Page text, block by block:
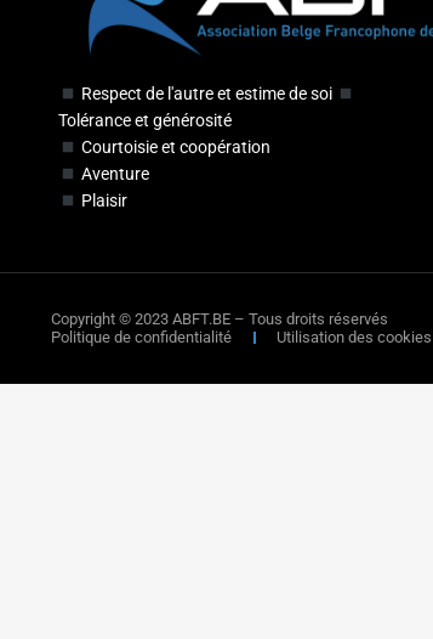
Respect de l'autre et estime de soi
Tolérance et générosité
Courtoisie et coopération
Aventure
Plaisir
Copyright © 2023 ABFT.BE – Tous droits réservés
Politique de confidentialité
Utilisation des cookies